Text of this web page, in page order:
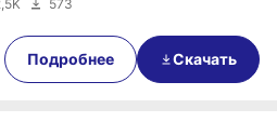
00:35
573
Подробнее Скачать